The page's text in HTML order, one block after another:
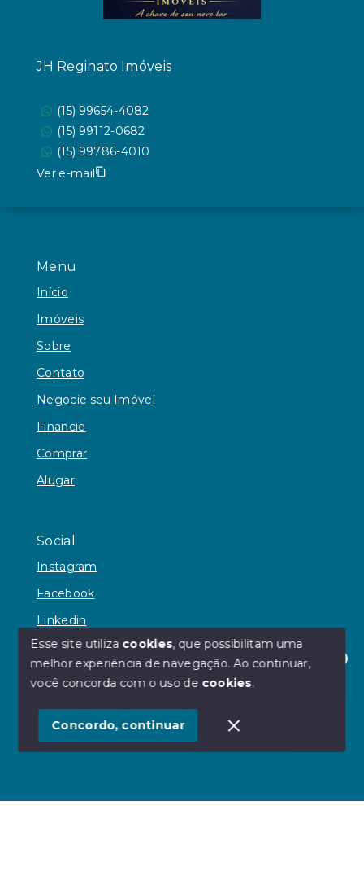
Olá! Estamos disponíveis para te ajudar.
Menu
Início
Imóveis
Sobre
Contato
Negocie seu Imóvel
Financie
Comprar
Alugar
Social
Instagram
Facebook
Linkedin
© Copyright 2026 - JH Reginato Imóveis - Todos os
SITE PARA IMOBILIARIA
JH Reginato Imóveis
(15) 99654-4082
(15) 99112-0682
(15) 99786-4010
Ver e-mail
Esse site utiliza cookies, que possibilitam uma
melhor experiência de navegação.Ao continuar,
você concorda com o uso de cookies.
Concordo, continuar